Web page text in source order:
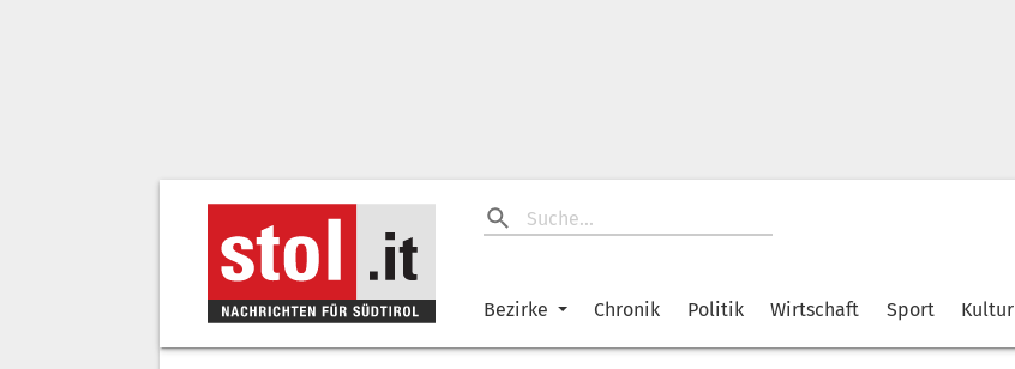
Bezirke Chronik Politik Wirtschaft Sport Kultur